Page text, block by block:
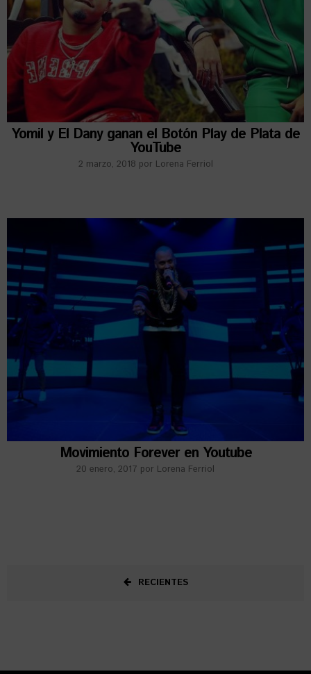
Yomil y El Dany ganan el Botón Play de Plata de
YouTube
2 marzo, 2018 por Lorena Ferriol
Movimiento Forever en Youtube
20 enero, 2017 por Lorena Ferriol
RECIENTES